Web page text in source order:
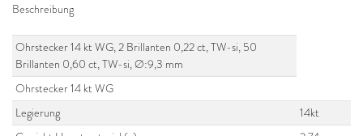
Beschreibung
Ohrstecker 14 kt WG, 2 Brillanten 0,22 ct, TW-si, 50
Brillanten 0,60 ct, TW-si, Ø:9,3 mm
Ohrstecker 14 kt WG
Legierung
14kt